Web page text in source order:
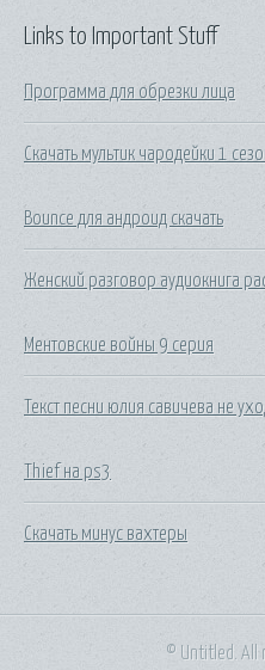
Links to Important Stuff
Программа для обрезки лица
Скачать мультик чародейки 1
Bounce для андроид скачать
Женский разговор аудиокнига
Ментовские войны 9 серия
Текст песни юлия савичева не
Thief на ps3
Скачать минус вахтеры
© Untitled. All